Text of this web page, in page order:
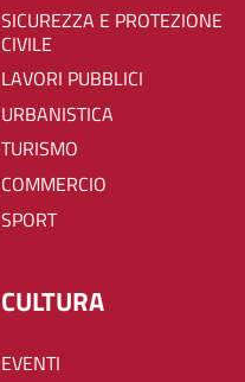
SICUREZZA E PROTEZIONE
CIVILE
LAVORI PUBBLICI
URBANISTICA
TURISMO
COMMERCIO
SPORT
CULTURA
EVENTI